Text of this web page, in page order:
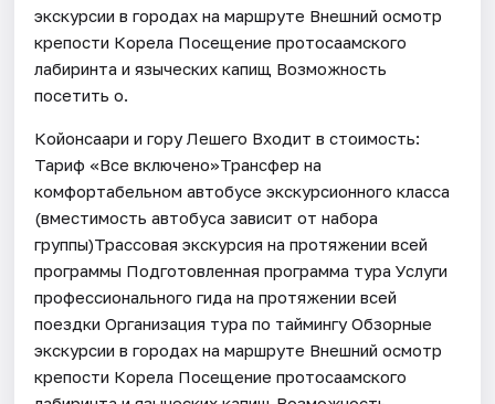
экскурсии в городах на маршруте Внешний осмотр
крепости Корела Посещение протосаамского
лабиринта и языческих капищ Возможность
посетить о.
Койонсаари и гору Лешего Входит в стоимость:
Тариф «Все включено»Трансфер на
комфортабельном автобусе экскурсионного класса
(вместимость автобуса зависит от набора
группы)Трассовая экскурсия на протяжении всей
программы Подготовленная программа тура Услуги
профессионального гида на протяжении всей
поездки Организация тура по таймингу Обзорные
экскурсии в городах на маршруте Внешний осмотр
крепости Корела Посещение протосаамского